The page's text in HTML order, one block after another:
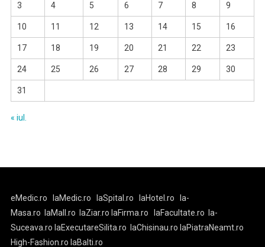
3 4 5 6 7 8 9
10 11 12 13 14 15 16
17 18 19 20 21 22 23
24 25 26 27 28 29 30
31
« iul.
eMedic.ro laMedic.ro laSpital.ro laHotel.ro
la-
Masa.ro
laMall.ro laZiar.ro laFirma.ro laFacultate.ro
la-
Suceava.ro laExecutareSilita.ro laChisinau.ro laPiatraNeamt.ro
High-Fashion.ro laBalti.ro